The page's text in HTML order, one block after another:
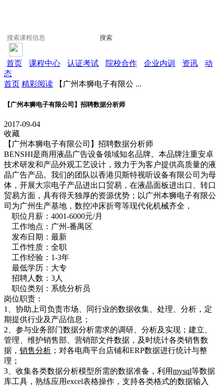
搜索
首页 课程中心 认证考试 院校合作 企业内训 资讯
动
态
首页 精彩阅读 【广州本狮电子有限公 ...
【广州本狮电子有限公司】招聘数据分析师
2017-09-04
收藏
【广州本狮电子有限公司】招聘数据分析师
BENSHI是商用液晶广告设备领域知名品牌。本品牌注重安卓
技术研发和产品外观工艺设计，致力于为客户提供高质量的液
晶广告产品。我们的团队以香港贝斯特视听设备有限公司为母
体，开展大宗电子产品进出口贸易，在液晶面板进出口、转口
贸易方面，具有得天独厚的资源优势；以广州本狮电子有限公
司为广州生产基地，数控冲床折弯等现代化机械齐全，
职位月薪：4001-6000元/月
工作地点：广州-番禺区
发布日期：最新
工作性质：全职
工作经验：1-3年
最低学历：大专
招聘人数：3人
职位类别：系统分析员
岗位职责：
1、协助上司负责市场、同行业的数据收集、处理、分析，定
期提供行业及产品信息；
2、参与业务部门数据分析需求的调研、分析及实现；建立、
管理、维护销售部、营销部文件数据，及时统计各类销售数
据， 销售分析 ；对各电商平台店铺和ERP数据进行统计与整
理；
3、收集各类数据分析模型所需的数据准备，利用mysql等数据
库工具，熟练应用excel表格操作，支持各类格式的数据输入